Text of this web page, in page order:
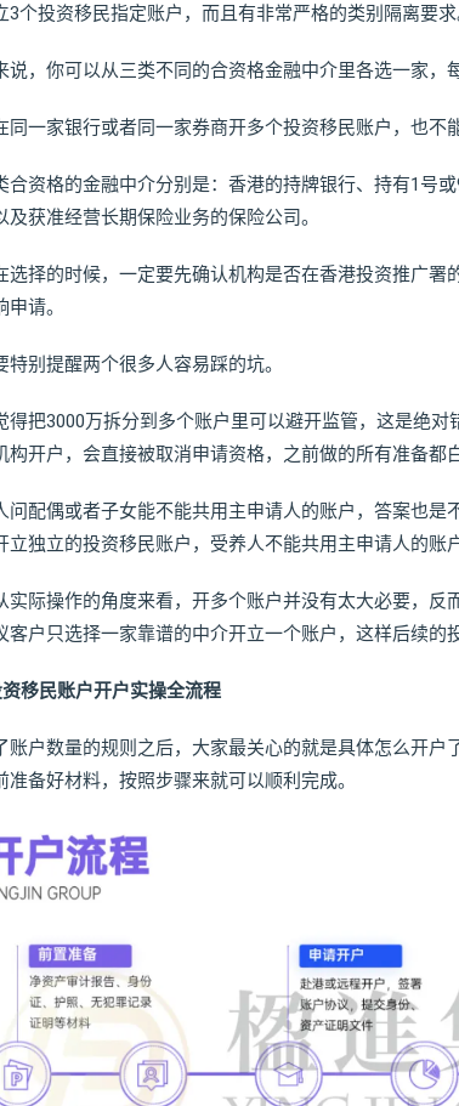
3个投资移民指定账户，而且有非常严格的类别隔离要求
说，你可以从三类不同的合资格金融中介里各选一家，
同一家银行或者同一家券商开多个投资移民账户，也不
合资格的金融中介分别是：香港的持牌银行、持有1号
及获准经营长期保险业务的保险公司。
选择的时候，一定要先确认机构是否在香港投资推广署
请。
特别提醒两个很多人容易踩的坑。
得把3000万拆分到多个账户里可以避开监管，这是绝对
构开户，会直接被取消申请资格，之前做的所有准备都
问配偶或者子女能不能共用主申请人的账户，答案也是
立独立的投资移民账户，受养人不能共用主申请人的账户
实际操作的角度来看，开多个账户并没有太大必要，反
客户只选择一家靠谱的中介开立一个账户，这样后续的
移民账户开户实操全流程
账户数量的规则之后，大家最关心的就是具体怎么开户
准备好材料，按照步骤来就可以顺利完成。